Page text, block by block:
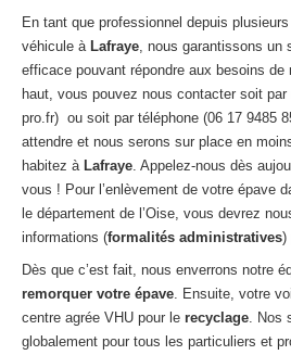
En tant que professionnel depuis
véhicule à Lafraye, nous garantissons un
efficace pouvant répondre aux besoins
haut, vous pouvez nous contacter soit
pro.fr) ou soit par téléphone (06 17 9485
attendre et nous serons sur place en
habitez à Lafraye. Appelez-nous dès
vous ! Pour l’enlèvement de votre épave
le département de l’Oise, vous devrez
informations (formalités administratives)
Dès que c’est fait, nous enverrons notre
remorquer votre épave. Ensuite, votre
centre agrée VHU pour le recyclage. Nos
globalement pour tous les particuliers et